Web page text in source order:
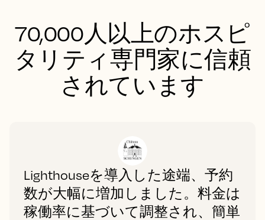
70,000人以上のホスピ
タリティ専門家に信頼
されています
Lighthouseを導入した途端、予約
数が大幅に増加しました。料金は
稼働率に基づいて調整され、簡単